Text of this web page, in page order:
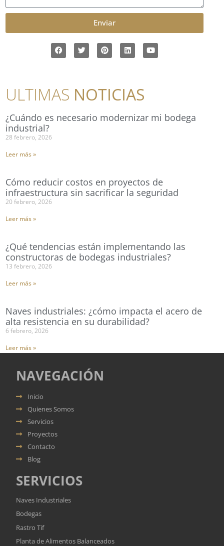
Enviar
ULTIMAS NOTICIAS
¿Cuándo es necesario modernizar mi bodega
industrial?
28 febrero, 2026
Leer más »
Cómo reducir costos en proyectos de
infraestructura sin sacrificar la seguridad
20 febrero, 2026
Leer más »
¿Qué tendencias están implementando las
constructoras de bodegas industriales?
13 febrero, 2026
Leer más »
Naves industriales: ¿cómo impacta el acero de
alta resistencia en su durabilidad?
6 febrero, 2026
Leer más »
NAVEGACIÓN
Inicio
Quienes Somos
Servicios
Proyectos
Contacto
Blog
SERVICIOS
Naves Industriales
Bodegas
Rastro Tif
Planta de Alimentos Balanceados